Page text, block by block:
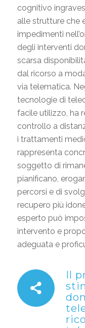
cognitivo
alle strutture che
impedimenti
degli interventi
scarsa
dal ricorso a
via telematica.
tecnologie di
facile utilizzo, ha
controllo a
i trattamenti
rappresenta
soggetto di
pianificano,
percorsi e di
recupero più
esperto può
intervento e
adeguata e
Il